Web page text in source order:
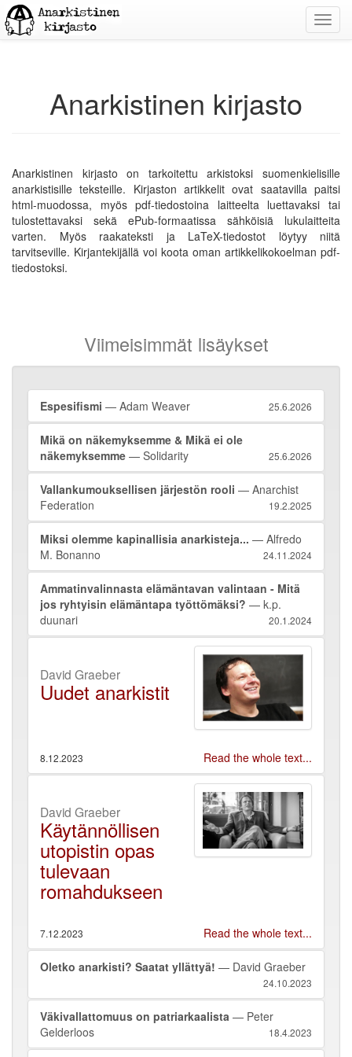
Anarkistinen kirjasto
Anarkistinen kirjasto on tarkoitettu arkistoksi suomenkielisille
anarkistisille teksteille. Kirjaston artikkelit ovat saatavilla paitsi
html-muodossa, myös pdf-tiedostoina laitteelta luettavaksi tai
tulostettavaksi sekä ePub-formaatissa sähköisiä lukulaitteita
varten. Myös raakateksti ja LaTeX-tiedostot löytyy niitä
tarvitseville. Kirjantekijällä voi koota oman artikkelikokoelman pdf-
tiedostoksi.
Viimeisimmät lisäykset
Espesifismi — Adam Weaver 25.6.2026
Mikä on näkemyksemme & Mikä ei ole
näkemyksemme — Solidarity 25.6.2026
Vallankumouksellisen järjestön rooli — Anarchist
Federation
19.2.2025
Miksi olemme kapinallisia anarkisteja... — Alfredo
M. Bonanno
24.11.2024
Ammatinvalinnasta elämäntavan valintaan - Mitä
jos ryhtyisin elämäntapa työttömäksi? — k.p.
duunari
20.1.2024
David Graeber
Uudet anarkistit
8.12.2023 Read the whole text...
David Graeber
Käytännöllisen
utopistin opas
tulevaan
romahdukseen
7.12.2023 Read the whole text...
Oletko anarkisti? Saatat yllättyä! — David Graeber
24.10.2023
Väkivallattomuus on patriarkaalista — Peter
Gelderloos
18.4.2023